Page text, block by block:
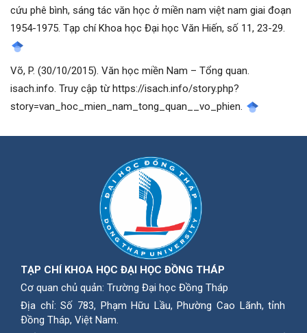
cứu phê bình, sáng tác văn học ở miền nam việt nam giai đoạn
1954-1975. Tạp chí Khoa học Đại học Văn Hiến, số 11, 23-29.
Võ, P. (30/10/2015). Văn học miền Nam – Tổng quan.
isach.info. Truy cập từ https://isach.info/story.php?
story=van_hoc_mien_nam_tong_quan__vo_phien.
TẠP CHÍ KHOA HỌC ĐẠI HỌC ĐỒNG THÁP
Cơ quan chủ quản: Trường Đại học Đồng Tháp
Địa chỉ: Số 783, Phạm Hữu Lầu, Phường Cao Lãnh, tỉnh
Ðồng Tháp, Việt Nam.